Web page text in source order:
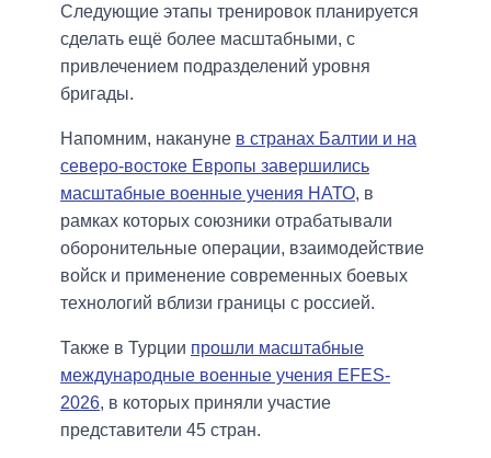
Следующие этапы тренировок планируется
сделать ещё более масштабными, с
привлечением подразделений уровня
бригады.
Напомним, накануне в странах Балтии и на
северо-востоке Европы завершились
масштабные военные учения НАТО, в
рамках которых союзники отрабатывали
оборонительные операции, взаимодействие
войск и применение современных боевых
технологий вблизи границы с россией.
Также в Турции прошли масштабные
международные военные учения EFES-
2026, в которых приняли участие
представители 45 стран.